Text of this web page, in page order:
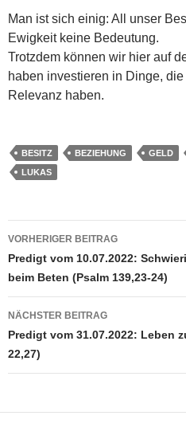
Man ist sich einig: All unser
Ewigkeit keine Bedeutung.
Trotzdem können wir hier auf
haben investieren in Dinge,
Relevanz haben.
BESITZ BEZIEHUNG GELD
LUKAS
Beitragsnavigation
VORHERIGER BEITRAG
Predigt vom 10.07.2022:
beim Beten (Psalm 139,23-24)
NÄCHSTER BEITRAG
Predigt vom 31.07.2022: Leben
22,27)